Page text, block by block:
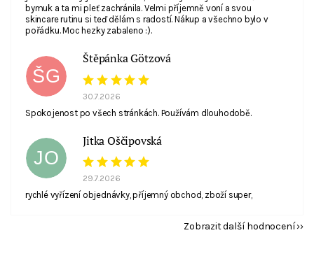
bymuk a ta mi pleť zachránila. Velmi příjemně voní a svou
skincare rutinu si teď dělám s radostí. Nákup a všechno bylo v
pořádku. Moc hezky zabaleno :).
ŠG
Štěpánka Götzová
30.7.2026
Spokojenost po všech stránkách. Používám dlouhodobě.
JO
Jitka Oščipovská
29.7.2026
rychlé vyřízení objednávky, příjemný obchod, zboží super,
Zobrazit další hodnocení